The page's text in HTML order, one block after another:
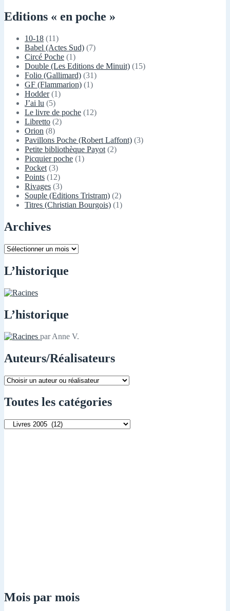
Editions « en poche »
10-18 (11)
Babel (Actes Sud) (7)
Circé Poche (1)
Double (Les Editions de Minuit) (15)
Folio (Gallimard) (31)
GF (Flammarion) (1)
Hodder(1)
J’ai lu (5)
Le livre de poche (12)
Libretto (2)
Orion (8)
Pavillons Poche (Robert Laffont) (3)
Petite bibliothèque Payot (2)
Picquier poche (1)
Pocket (3)
Points (12)
Rivages (3)
Souple (Editions Tristram) (2)
Titres (Christian Bourgois) (1)
Archives
Archives
L’historique
L’historique
par Anne V.
Auteurs/Réalisateurs
Toutes les catégories
Toutes
Mois par mois